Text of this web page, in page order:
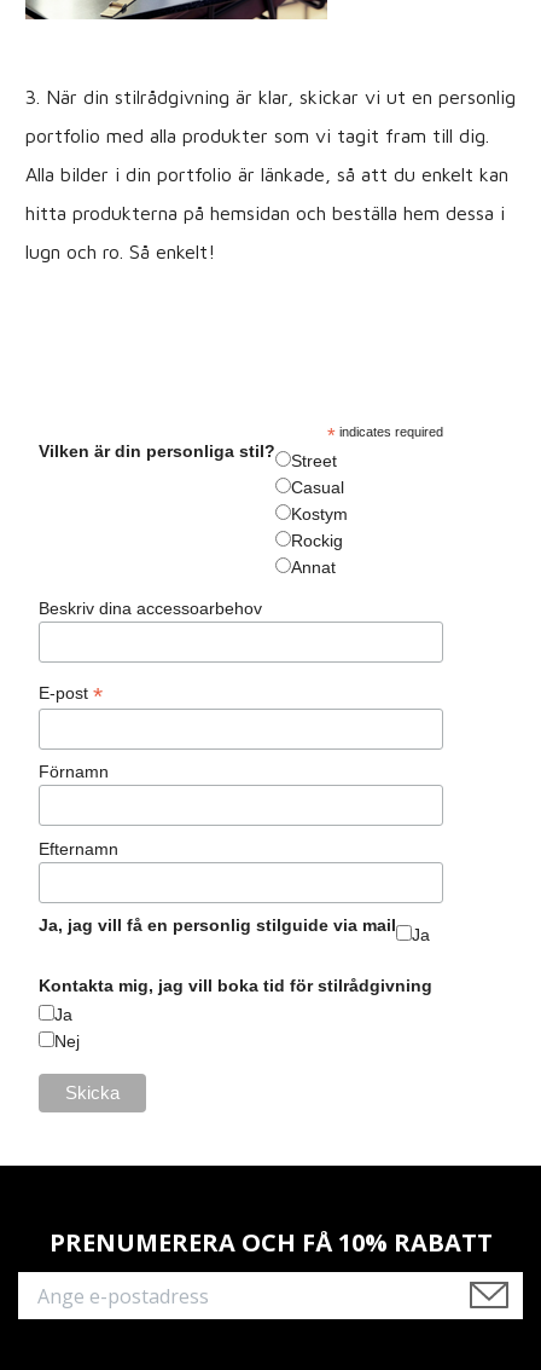
3. När din stilrådgivning är klar, skickar vi ut en personlig
portfolio med alla produkter som vi tagit fram till dig.
Alla bilder i din portfolio är länkade, så att du enkelt kan
hitta produkterna på hemsidan och beställa hem dessa i
lugn och ro. Så enkelt!
*indicates required
Vilken är din personliga stil?
Street
Casual
Kostym
Rockig
Annat
Beskriv dina accessoarbehov
E-post *
Förnamn
Efternamn
Ja, jag vill få en personlig stilguide via mail Ja
Kontakta mig, jag vill boka tid för stilrådgivning
Ja
Nej
PRENUMERERA OCH FÅ 10% RABATT